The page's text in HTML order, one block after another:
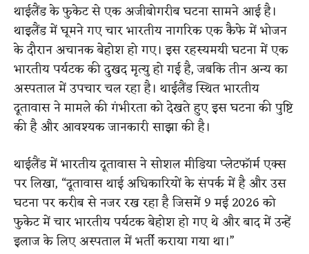
थाईलैंड के फुकेट से एक अजीबोगरीब घटना सामने आई है।
थाइलैंड में घूमने गए चार भारतीय नागरिक एक कैफे में भोजन
के दौरान अचानक बेहोश हो गए। इस रहस्यमयी घटना में एक
भारतीय पर्यटक की दुखद मृत्यु हो गई है, जबकि तीन अन्य का
अस्पताल में उपचार चल रहा है। थाईलैंड स्थित भारतीय
दूतावास ने मामले की गंभीरता को देखते हुए इस घटना की पुष्टि
की है और आवश्यक जानकारी साझा की है।
थाईलैंड में भारतीय दूतावास ने सोशल मीडिया प्लेटफॉर्म एक्स
पर लिखा, “दूतावास थाई अधिकारियों के संपर्क में है और उस
घटना पर करीब से नजर रख रहा है जिसमें 9 मई 2026 को
फुकेट में चार भारतीय पर्यटक बेहोश हो गए थे और बाद में उन्हें
इलाज के लिए अस्पताल में भर्ती कराया गया था।”